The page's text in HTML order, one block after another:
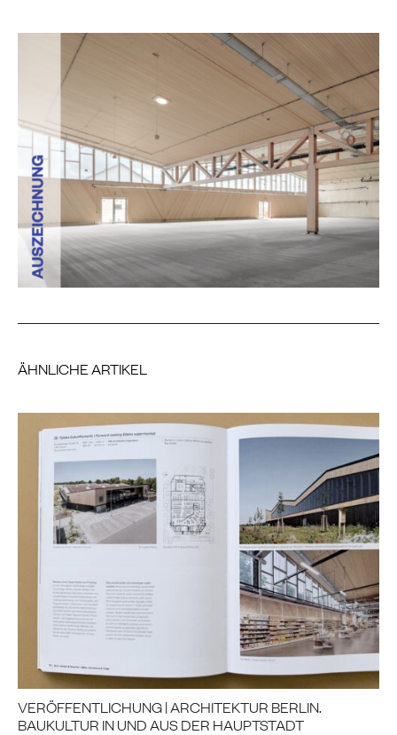
ÄHNLICHE ARTIKEL
VERÖFFENTLICHUNG | ARCHITEKTUR BERLIN.
BAUKULTUR IN UND AUS DER HAUPTSTADT